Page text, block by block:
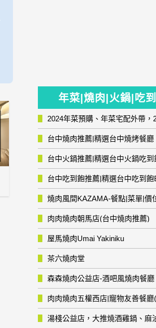
年菜|燒肉|火鍋|吃
台中燒肉推薦|精選台中燒烤餐廳
肉肉燒肉朝馬店(台中燒肉推薦)
屋馬燒肉Umai Yakiniku
茶六燒肉堂
森森燒肉公益店-酒吧風燒肉餐廳